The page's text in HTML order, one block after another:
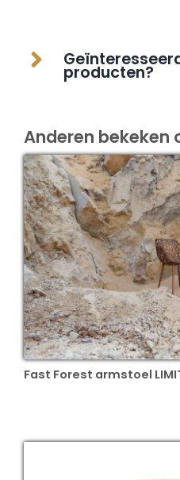
producten?
Anderen bekeken
Fast Forest armstoel